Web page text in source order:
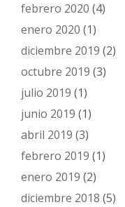
febrero 2020 (4)
enero 2020 (1)
diciembre 2019 (2)
octubre 2019 (3)
julio 2019 (1)
junio 2019 (1)
abril 2019 (3)
febrero 2019 (1)
enero 2019 (2)
diciembre 2018 (5)